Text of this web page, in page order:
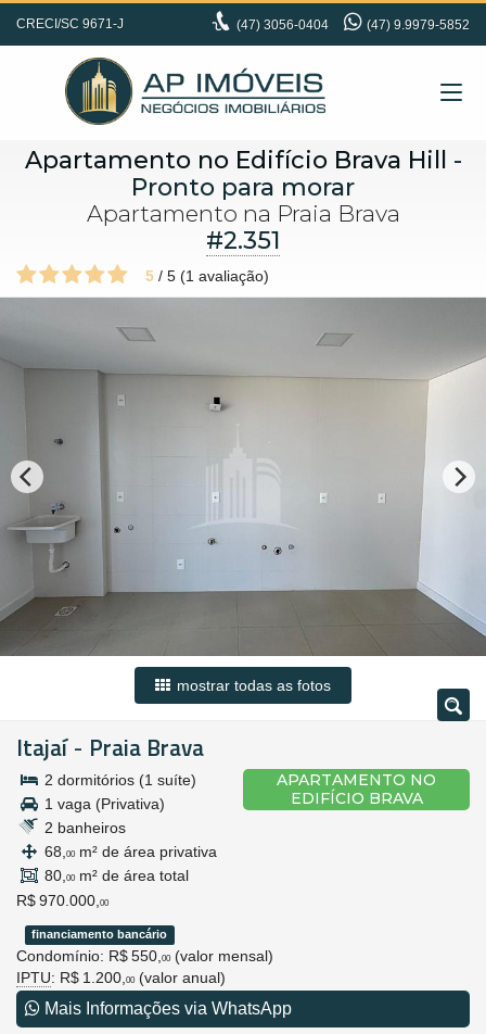
CRECI/SC 9671-J (47) 3056-0404 (47) 9.9979-5852
Apartamento no Edifício Brava Hill
-
Pronto para morar
Apartamento na Praia Brava
#2.351
5 / 5 (1 avaliação)
mostrar todas as fotos
Itajaí- Praia Brava
APARTAMENTO NO
EDIFÍCIO BRAVA
2 dormitórios (1 suíte)
1 vaga (Privativa)
2 banheiros
68, 00 m² de área privativa
80, 00 m² de área total
R$ 970.000, 00
financiamento bancário
Condomínio: R$ 550, 00 (valor mensal)
IPTU: R$ 1.200, 00 (valor anual)
Mais Informações via WhatsApp